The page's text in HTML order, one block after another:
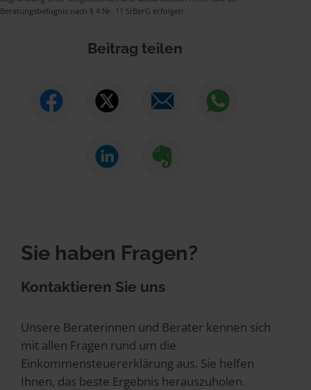
Beratungsbefugnis nach § 4 Nr. 11 StBerG erfolgen.
Beitrag teilen
Sie haben Fragen?
Kontaktieren Sie uns
Unsere Beraterinnen und Berater kennen sich
mit allen Fragen rund um die
Einkommensteuererklärung aus. Sie helfen
Ihnen, das beste Ergebnis herauszuholen.